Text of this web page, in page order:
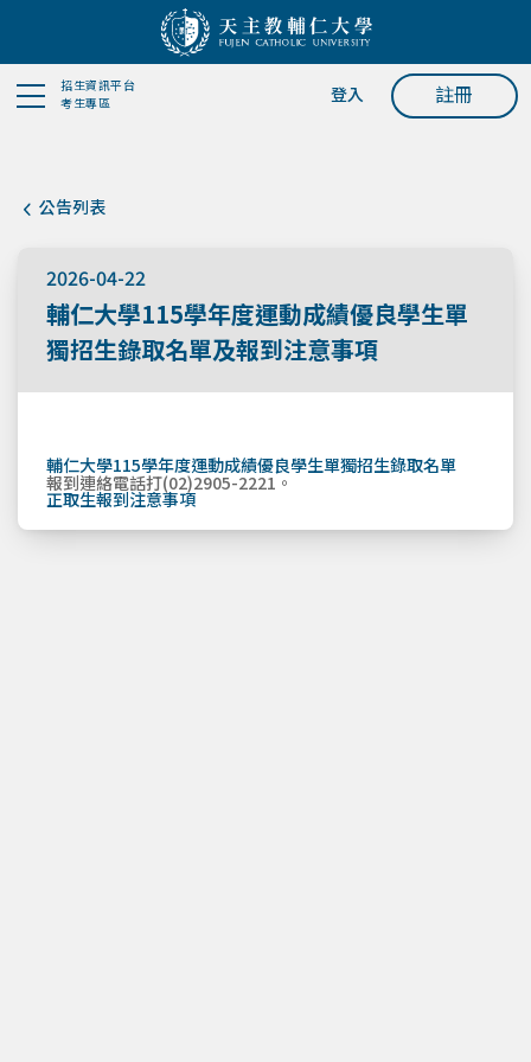
招生資訊平台
考生專區
登入 註冊
公告列表
2026-04-22
輔仁大學115學年度運動成績優良學生單
獨招生錄取名單及報到注意事項
輔仁大學115學年度運動成績優良學生單獨招生錄取名單
報到連絡電話打(02)2905-2221。
正取生報到注意事項